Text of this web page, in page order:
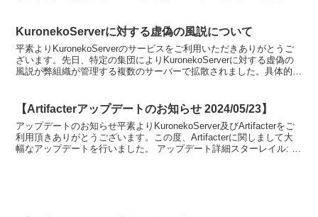
KuronekoServerに対する虚偽の風説について
平素よりKuronekoServerのサービスをご利用いただきありがとうご
ざいます。先日、特定の集団によりKuronekoServerに対する虚偽の
風説が弊組織が管理する複数のサーバーで拡散されました。具体的に
【Artifacterアップデートのお知らせ 2024/05/23】
アップデートのお知らせ平素よりKuronekoServer及びArtifacterをご
利用頂きありがとうございます。この度、Artifacterに関しまして大
幅なアップデートを行いました。 アップデート詳細スターレイル: デ